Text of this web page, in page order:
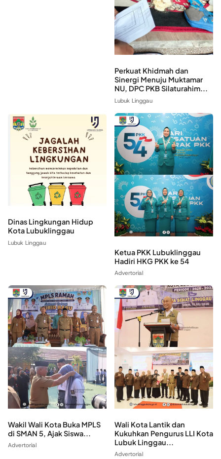
Perkuat Khidmah dan
Sinergi Menuju Muktamar
NU, DPC PKB Silaturahim...
Lubuk Linggau
Dinas Lingkungan Hidup
Kota Lubuklinggau
Lubuk Linggau
‎Ketua PKK Lubuklinggau
Hadiri HKG PKK ke 54
Advertorial
Wakil Wali Kota Buka MPLS
di SMAN 5, Ajak Siswa...
Advertorial
Wali Kota Lantik dan
Kukuhkan Pengurus LLI Kota
Lubuk Linggau...
Advertorial